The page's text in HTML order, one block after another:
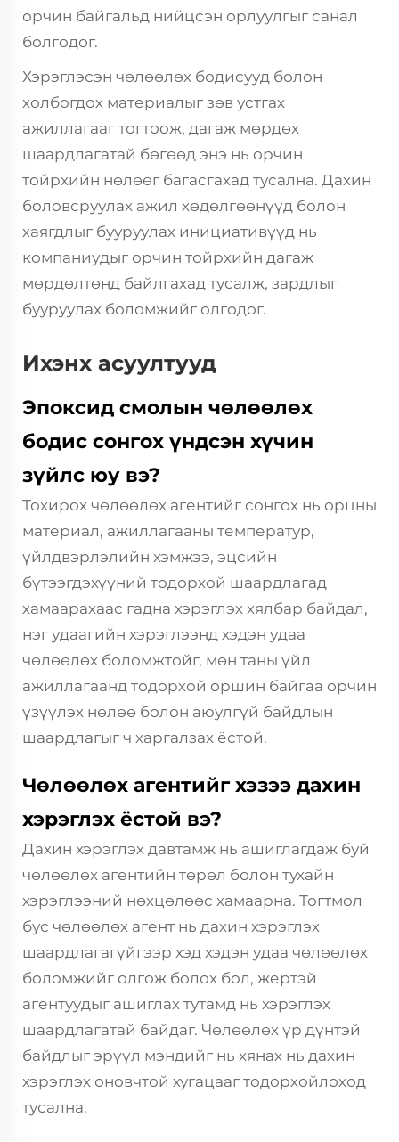
орчин байгальд нийцсэн орлуулгыг санал
болгодог.
Хэрэглэсэн чөлөөлөх бодисууд болон
холбогдох материалыг зөв устгах
ажиллагааг тогтоож, дагаж мөрдөх
шаардлагатай бөгөөд энэ нь орчин
тойрхийн нөлөөг багасгахад тусална. Дахин
боловсруулах ажил хөдөлгөөнүүд болон
хаягдлыг бууруулах инициативүүд нь
компаниудыг орчин тойрхийн дагаж
мөрдөлтөнд байлгахад тусалж, зардлыг
бууруулах боломжийг олгодог.
Ихэнх асуултууд
Эпоксид смолын чөлөөлөх
бодис сонгох үндсэн хүчин
зүйлс юу вэ?
Тохирох чөлөөлөх агентийг сонгох нь орцны
материал, ажиллагааны температур,
үйлдвэрлэлийн хэмжээ, эцсийн
бүтээгдэхүүний тодорхой шаардлагад
хамаарахаас гадна хэрэглэх хялбар байдал,
нэг удаагийн хэрэглээнд хэдэн удаа
чөлөөлөх боломжтойг, мөн таны үйл
ажиллагаанд тодорхой оршин байгаа орчин
үзүүлэх нөлөө болон аюулгүй байдлын
шаардлагыг ч харгалзах ёстой.
Чөлөөлөх агентийг хэзээ дахин
хэрэглэх ёстой вэ?
Дахин хэрэглэх давтамж нь ашиглагдаж буй
чөлөөлөх агентийн төрөл болон тухайн
хэрэглээний нөхцөлөөс хамаарна. Тогтмол
бус чөлөөлөх агент нь дахин хэрэглэх
шаардлагагүйгээр хэд хэдэн удаа чөлөөлөх
боломжийг олгож болох бол, жертэй
агентуудыг ашиглах тутамд нь хэрэглэх
шаардлагатай байдаг. Чөлөөлөх үр дүнтэй
байдлыг эрүүл мэндийг нь хянах нь дахин
хэрэглэх оновчтой хугацааг тодорхойлоход
тусална.